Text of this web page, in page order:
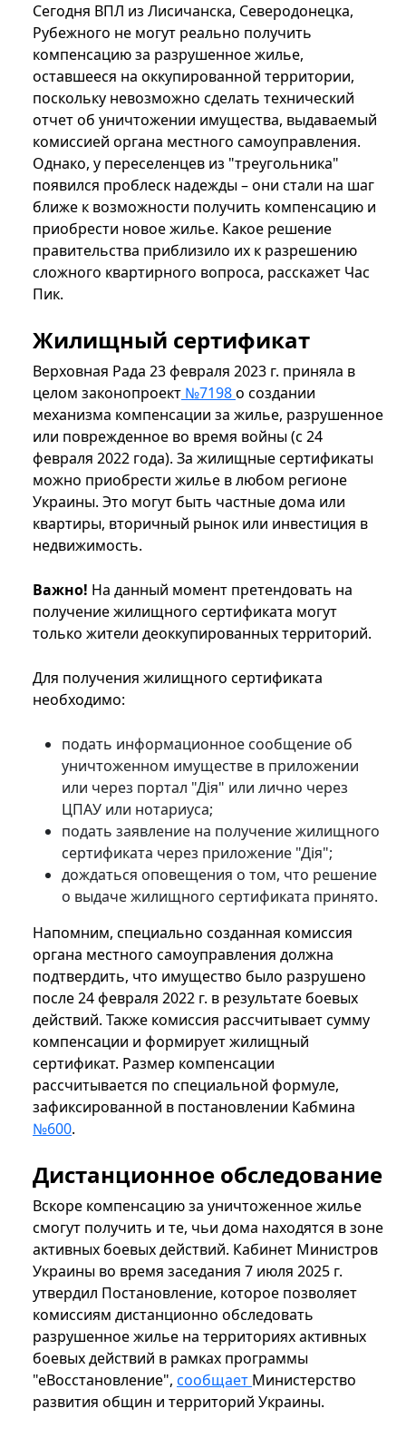
Сегодня ВПЛ из Лисичанска, Северодонецка,
Рубежного не могут реально получить
компенсацию за разрушенное жилье,
оставшееся на оккупированной территории,
поскольку невозможно сделать технический
отчет об уничтожении имущества, выдаваемый
комиссией органа местного самоуправления.
Однако, у переселенцев из "треугольника"
появился проблеск надежды – они стали на шаг
ближе к возможности получить компенсацию и
приобрести новое жилье. Какое решение
правительства приблизило их к разрешению
сложного квартирного вопроса, расскажет Час
Пик.
Жилищный сертификат
Верховная Рада 23 февраля 2023 г. приняла в
целом законопроект №7198о создании
механизма компенсации за жилье, разрушенное
или поврежденное во время войны (с 24
февраля 2022 года). За жилищные сертификаты
можно приобрести жилье в любом регионе
Украины. Это могут быть частные дома или
квартиры, вторичный рынок или инвестиция в
недвижимость.
Важно! На данный момент претендовать на
получение жилищного сертификата могут
только жители деоккупированных территорий.
Для получения жилищного сертификата
необходимо:
подать информационное сообщение об
уничтоженном имуществе в приложении
или через портал "Дія" или лично через
ЦПАУ или нотариуса;
подать заявление на получение жилищного
сертификата через приложение "Дія";
дождаться оповещения о том, что решение
о выдаче жилищного сертификата принято.
Напомним, специально созданная комиссия
органа местного самоуправления должна
подтвердить, что имущество было разрушено
после 24 февраля 2022 г. в результате боевых
действий. Также комиссия рассчитывает сумму
компенсации и формирует жилищный
сертификат. Размер компенсации
рассчитывается по специальной формуле,
зафиксированной в постановлении Кабмина
№600.
Дистанционное обследование
Вскоре компенсацию за уничтоженное жилье
смогут получить и те, чьи дома находятся в зоне
активных боевых действий. Кабинет Министров
Украины во время заседания 7 июля 2025 г.
утвердил Постановление, которое позволяет
комиссиям дистанционно обследовать
разрушенное жилье на территориях активных
боевых действий в рамках программы
"еВосстановление", сообщает Министерство
развития общин и территорий Украины.